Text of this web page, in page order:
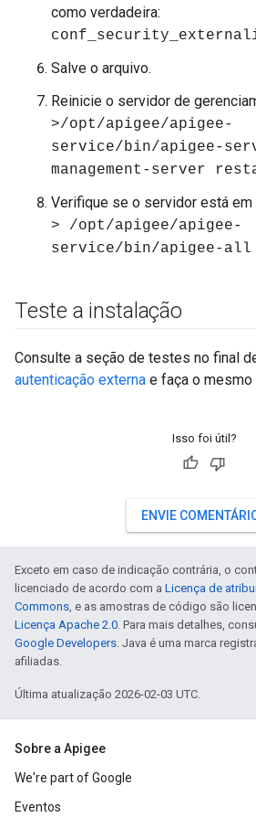
como verdadeira:
Salve o arquivo.
Reinicie o servidor de
>/opt/apigee/apigee-
service/bin/apigee-
management-server
Verifique se o servidor está em
> /opt/apigee/apigee-
service/bin/apigee-all
Teste a instalação
Consulte a seção de testes no final
autenticação externa e faça o
Isso foi útil?
ENVIE
Exceto em caso de indicação contrária, o
licenciado de acordo com a Licença de
Commons, e as amostras de código são
Licença Apache 2.0. Para mais detalhes,
Google Developers. Java é uma marca
afiliadas.
Última atualização 2026-02-03 UTC.
Sobre a Apigee
We're part of Google
Eventos